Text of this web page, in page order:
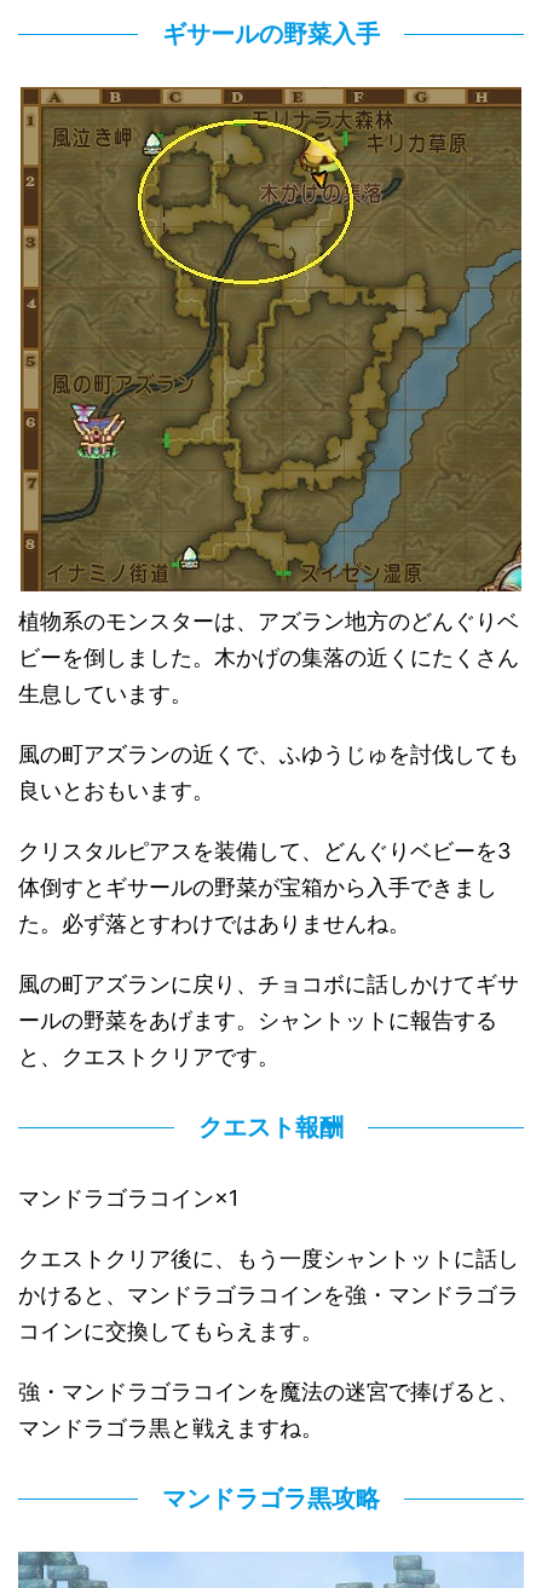
ギサールの野菜入手
植物系のモンスターは、アズラン地方のどんぐりベ
ビーを倒しました。木かげの集落の近くにたくさん
生息しています。
風の町アズランの近くで、ふゆうじゅを討伐しても
良いとおもいます。
クリスタルピアスを装備して、どんぐりベビーを3
体倒すとギサールの野菜が宝箱から入手できまし
た。必ず落とすわけではありませんね。
風の町アズランに戻り、チョコボに話しかけてギサ
ールの野菜をあげます。シャントットに報告する
と、クエストクリアです。
クエスト報酬
マンドラゴラコイン×1
クエストクリア後に、もう一度シャントットに話し
かけると、マンドラゴラコインを強・マンドラゴラ
コインに交換してもらえます。
強・マンドラゴラコインを魔法の迷宮で捧げると、
マンドラゴラ黒と戦えますね。
マンドラゴラ黒攻略